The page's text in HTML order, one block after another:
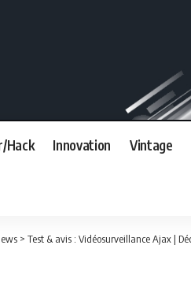
Hack Innovation Vintage
> Test & avis : Vidéosurveillance Ajax |